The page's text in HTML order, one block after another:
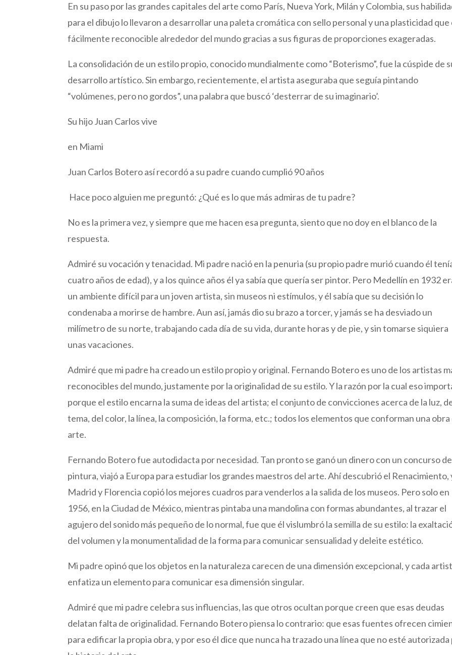
En su paso por las grandes capitales del arte como París, Nueva York, Milán y Colombia, sus
para el dibujo lo llevaron a desarrollar una paleta cromática con sello personal y una plasticidad que
fácilmente reconocible alrededor del mundo gracias a sus figuras de proporciones exageradas.
La consolidación de un estilo propio, conocido mundialmente como “Boterismo”, fue la cúspide de
desarrollo artístico. Sin embargo, recientemente, el artista aseguraba que seguía pintando
“volúmenes, pero no gordos”, una palabra que buscó ‘desterrar de su imaginario’.
Su hijo Juan Carlos vive
en Miami
Juan Carlos Botero así recordó a su padre cuando cumplió 90 años
Hace poco alguien me preguntó: ¿Qué es lo que más admiras de tu padre?
No es la primera vez, y siempre que me hacen esa pregunta, siento que no doy en el blanco de la
respuesta.
Admiré su vocación y tenacidad. Mi padre nació en la penuria (su propio padre murió cuando él
cuatro años de edad), y a los quince años él ya sabía que quería ser pintor. Pero Medellín en 1932
un ambiente difícil para un joven artista, sin museos ni estímulos, y él sabía que su decisión lo
condenaba a morirse de hambre. Aun así, jamás dio su brazo a torcer, y jamás se ha desviado un
milímetro de su norte, trabajando cada día de su vida, durante horas y de pie, y sin tomarse siquiera
unas vacaciones.
Admiré que mi padre ha creado un estilo propio y original. Fernando Botero es uno de los artistas
reconocibles del mundo, justamente por la originalidad de su estilo. Y la razón por la cual eso
porque el estilo encarna la suma de ideas del artista; el conjunto de convicciones acerca de la luz,
tema, del color, la línea, la composición, la forma, etc.; todos los elementos que conforman una obra
arte.
Fernando Botero fue autodidacta por necesidad. Tan pronto se ganó un dinero con un concurso de
pintura, viajó a Europa para estudiar los grandes maestros del arte. Ahí descubrió el Renacimiento,
Madrid y Florencia copió los mejores cuadros para venderlos a la salida de los museos. Pero solo en
1956, en la Ciudad de México, mientras pintaba una mandolina con formas abundantes, al trazar el
agujero del sonido más pequeño de lo normal, fue que él vislumbró la semilla de su estilo: la
del volumen y la monumentalidad de la forma para comunicar sensualidad y deleite estético.
Mi padre opinó que los objetos en la naturaleza carecen de una dimensión excepcional, y cada
enfatiza un elemento para comunicar esa dimensión singular.
Admiré que mi padre celebra sus influencias, las que otros ocultan porque creen que esas deudas
delatan falta de originalidad. Fernando Botero piensa lo contrario: que esas fuentes ofrecen
para edificar la propia obra, y por eso él dice que nunca ha trazado una línea que no esté autorizada